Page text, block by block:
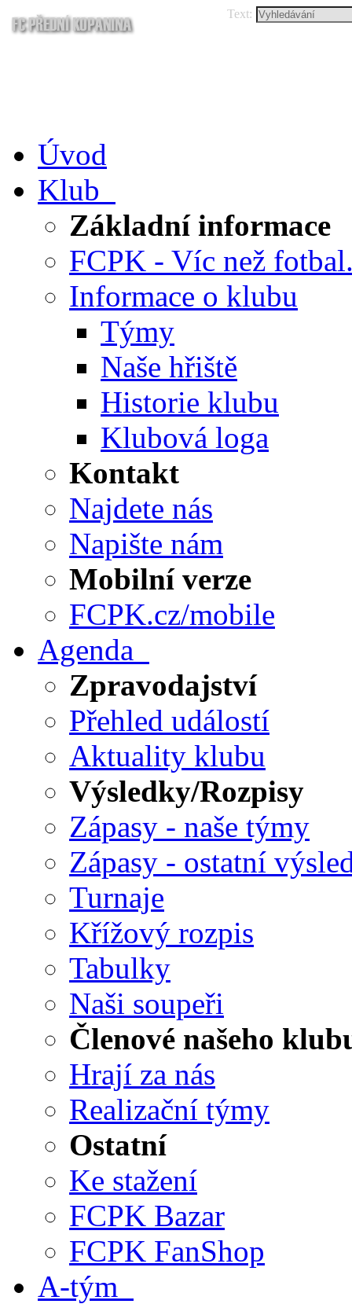
Text:
Úvod
Klub
Základní informace
FCPK - Víc než
Informace o klubu
Týmy
Naše hřiště
Historie klubu
Klubová loga
Kontakt
Najdete nás
Napište nám
Mobilní verze
FCPK.cz/mobile
Agenda
Zpravodajství
Přehled událostí
Aktuality klubu
Výsledky/Rozpisy
Zápasy - naše týmy
Zápasy - ostatní
Turnaje
Křížový rozpis
Tabulky
Naši soupeři
Členové našeho
Hrají za nás
Realizační týmy
Ostatní
Ke stažení
FCPK Bazar
FCPK FanShop
A-tým